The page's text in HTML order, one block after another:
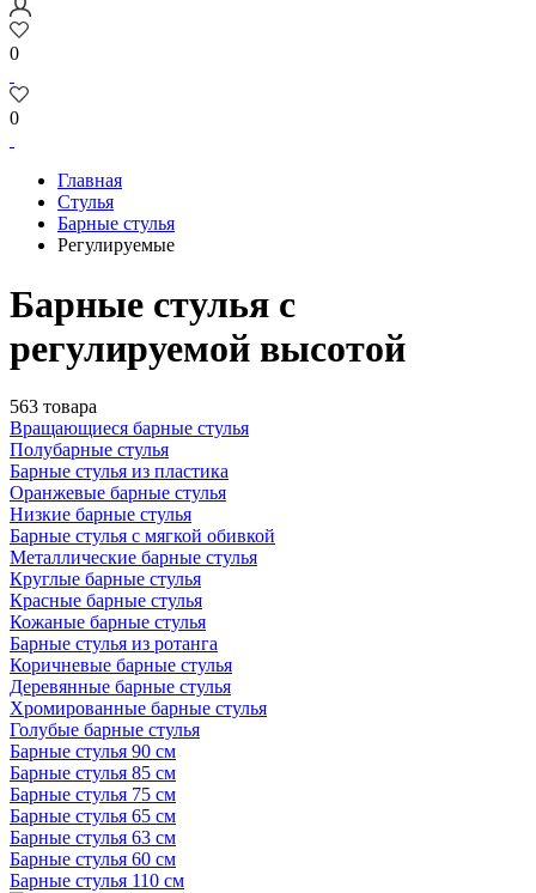
0
0
Главная
Стулья
Барные стулья
Регулируемые
Барные стулья с
регулируемой высотой
563 товара
Вращающиеся барные стулья
Полубарные стулья
Барные стулья из пластика
Оранжевые барные стулья
Низкие барные стулья
Барные стулья с мягкой обивкой
Металлические барные стулья
Круглые барные стулья
Красные барные стулья
Кожаные барные стулья
Барные стулья из ротанга
Коричневые барные стулья
Деревянные барные стулья
Хромированные барные стулья
Голубые барные стулья
Барные стулья 90 см
Барные стулья 85 см
Барные стулья 75 см
Барные стулья 65 см
Барные стулья 63 см
Барные стулья 60 см
Барные стулья 110 см